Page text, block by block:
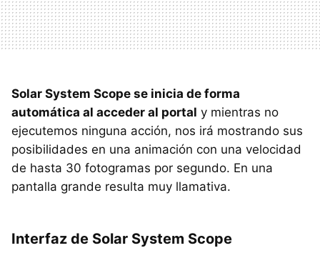
Solar System Scope se inicia de forma
automática al acceder al portal y mientras no
ejecutemos ninguna acción, nos irá mostrando sus
posibilidades en una animación con una velocidad
de hasta 30 fotogramas por segundo. En una
pantalla grande resulta muy llamativa.
Interfaz de Solar System Scope